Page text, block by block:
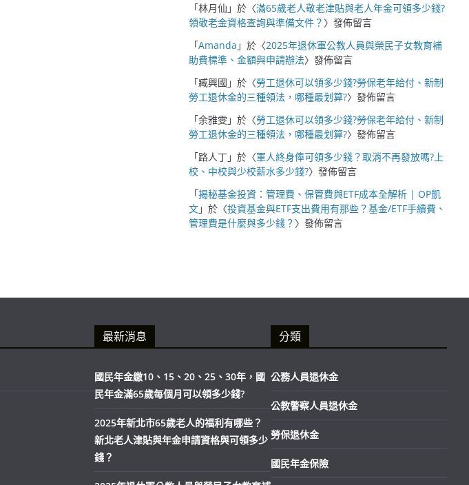
「林月仙 」於〈滿65歲老人敬老津貼與老人年金可領多少錢?
領敬老金資格查詢與準備文件？ 〉發佈留言
「Amanda 」於〈2025年退休軍公教人員與榮民子女教育補
助費標準、金額與申請辦法〉發佈留言
「臧興國 」於〈勞工退休可以領多少錢?勞保老年給付、新制
勞工退休金的三種領法，哪種最划算?〉發佈留言
「余雅雯」於〈勞工退休可以領多少錢?勞保老年給付、新制
勞工退休金的三種領法，哪種最划算?〉發佈留言
「路人丁」於〈軍人終身俸可領多少錢？取消不再發放嗎?上
校、中校與少校薪水多少錢?〉發佈留言
「揭秘基金投資：管理費、保管費與ETF成本全解析 | OP凱
文」於〈投資基金與ETF支出費用有那些？基金/ETF手續費、
管理費是什麼與多少錢？ 〉發佈留言
最新消息
國民年金繳10、15、20、25、30年，國
民年金滿65歲每個月可以領多少錢?
2025年新北市65歲老人的福利有哪些？
新北老人津貼與年金申請資格與可領多少
錢？
分類
公務人員退休金
公教警察人員退休金
勞保退休金
國民年金保險